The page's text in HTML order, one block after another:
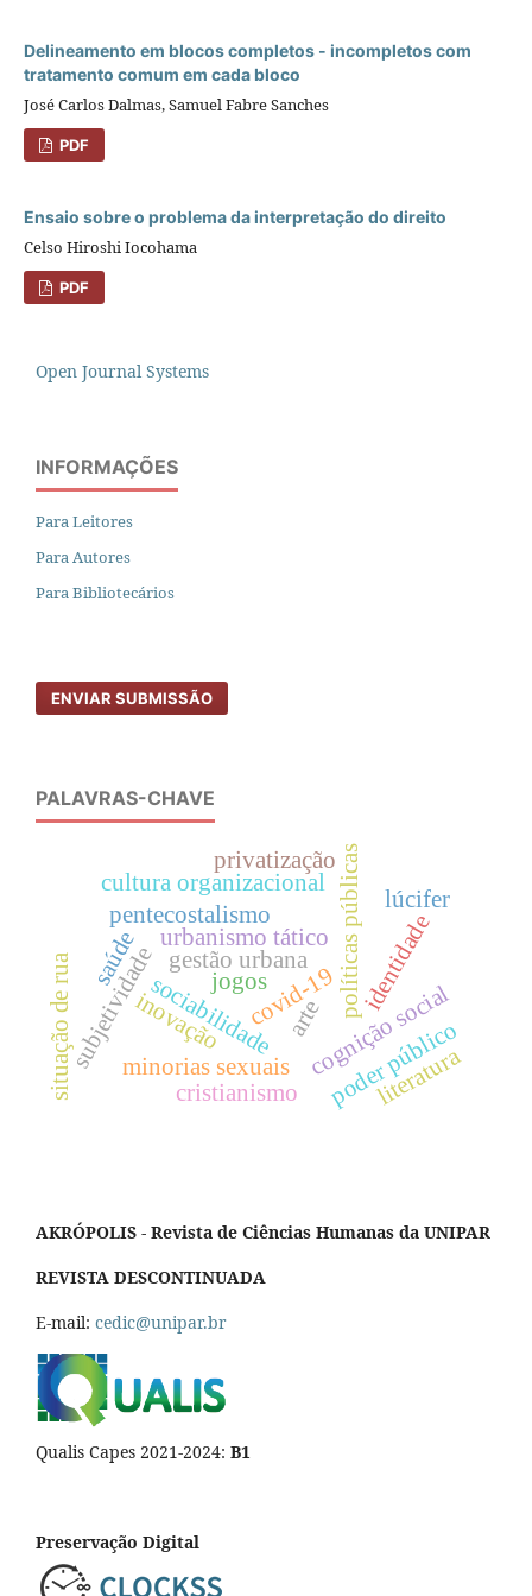
Delineamento em blocos completos - incompletos com
tratamento comum em cada bloco
José Carlos Dalmas, Samuel Fabre Sanches
PDF
Ensaio sobre o problema da interpretação do direito
Celso Hiroshi Iocohama
PDF
Open Journal Systems
INFORMAÇÕES
Para Leitores
Para Autores
Para Bibliotecários
ENVIAR SUBMISSÃO
PALAVRAS-CHAVE
covid-19
sociabilidade políticas públicas
gestão urbana
urbanismo tático identidade
subjetividade
pentecostalismo
cognição social
cultura organizacional
minorias sexuais poder público
arte
situação de rua
lúcifer
cristianismo literatura
saúde
privatização
jogos
inovação
AKRÓPOLIS - Revista de Ciências Humanas da UNIPAR
REVISTA DESCONTINUADA
E-mail: cedic@unipar.br
Qualis Capes 2021-2024: B1
Preservação Digital